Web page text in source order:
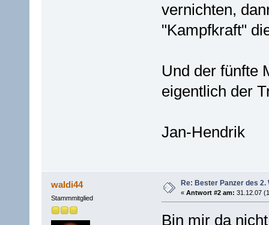
vernichten,
"Kampfkraft"
Und der fünfte
eigentlich der
Jan-Hendrik
waldi44
Stammmitglied
Re: Bester Panzer des 2.
« Antwort #2 am: 31.12.07
Bin mir da